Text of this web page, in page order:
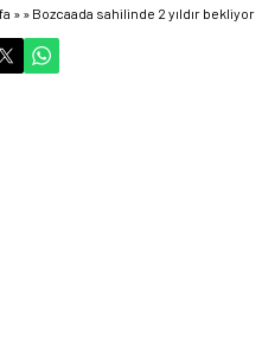
29 Ekim 2024 06:58
» » Bozcaada sahilinde 2 yıldır bekliyor